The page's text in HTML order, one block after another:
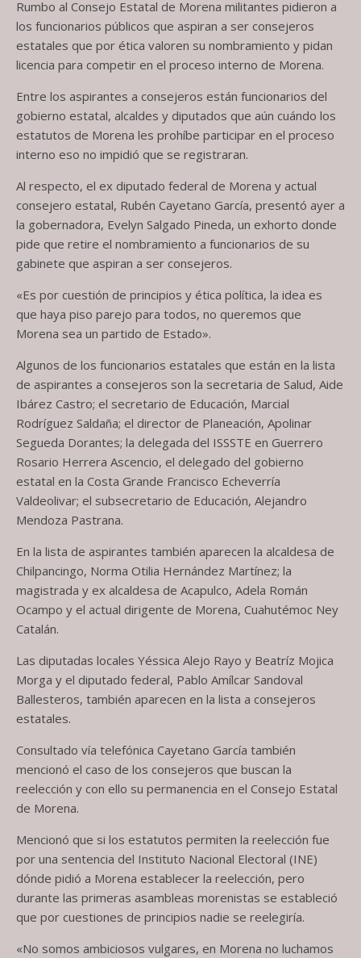
Rumbo al Consejo Estatal de Morena militantes pidieron a
los funcionarios públicos que aspiran a ser consejeros
estatales que por ética valoren su nombramiento y pidan
licencia para competir en el proceso interno de Morena.
Entre los aspirantes a consejeros están funcionarios del
gobierno estatal, alcaldes y diputados que aún cuándo los
estatutos de Morena les prohíbe participar en el proceso
interno eso no impidió que se registraran.
Al respecto, el ex diputado federal de Morena y actual
consejero estatal, Rubén Cayetano García, presentó ayer a
la gobernadora, Evelyn Salgado Pineda, un exhorto donde
pide que retire el nombramiento a funcionarios de su
gabinete que aspiran a ser consejeros.
«Es por cuestión de principios y ética política, la idea es
que haya piso parejo para todos, no queremos que
Morena sea un partido de Estado».
Algunos de los funcionarios estatales que están en la lista
de aspirantes a consejeros son la secretaria de Salud, Aide
Ibárez Castro; el secretario de Educación, Marcial
Rodríguez Saldaña; el director de Planeación, Apolinar
Segueda Dorantes; la delegada del ISSSTE en Guerrero
Rosario Herrera Ascencio, el delegado del gobierno
estatal en la Costa Grande Francisco Echeverría
Valdeolivar; el subsecretario de Educación, Alejandro
Mendoza Pastrana.
En la lista de aspirantes también aparecen la alcaldesa de
Chilpancingo, Norma Otilia Hernández Martínez; la
magistrada y ex alcaldesa de Acapulco, Adela Román
Ocampo y el actual dirigente de Morena, Cuahutémoc Ney
Catalán.
Las diputadas locales Yéssica Alejo Rayo y Beatríz Mojica
Morga y el diputado federal, Pablo Amílcar Sandoval
Ballesteros, también aparecen en la lista a consejeros
estatales.
Consultado vía telefónica Cayetano García también
mencionó el caso de los consejeros que buscan la
reelección y con ello su permanencia en el Consejo Estatal
de Morena.
Mencionó que si los estatutos permiten la reelección fue
por una sentencia del Instituto Nacional Electoral (INE)
dónde pidió a Morena establecer la reelección, pero
durante las primeras asambleas morenistas se estableció
que por cuestiones de principios nadie se reelegiría.
«No somos ambiciosos vulgares, en Morena no luchamos